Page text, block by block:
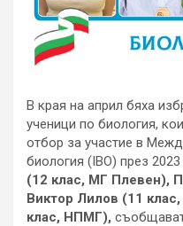
В края на април бяха
ученици по биология,
отбор за участие в
биология (IBO) през 2023
(12 клас, МГ Плевен),
Виктор Лилов (11
клас, НПМГ),